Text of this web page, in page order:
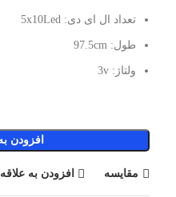
تعداد ال ای دی: 5x10Led
طول: 97.5cm
ولتاژ: 3v
افزودن
مقایسه افزودن به